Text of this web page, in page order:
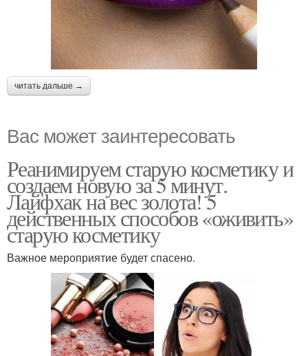
читать дальше →
Вас может заинтересовать
Реанимируем старую косметику и
создаем новую за 5 минут.
Лайфхак на вес золота! 5
действенных способов «оживить»
старую косметику
Важное мероприятие будет спасено.